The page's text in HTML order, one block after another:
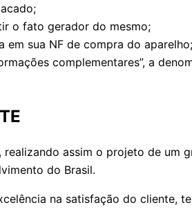
o fato gerador do mesmo;
em sua NF de compra do aparelho;
complementares”, a
realizando assim o projeto de
do Brasil.
na satisfação do cliente,